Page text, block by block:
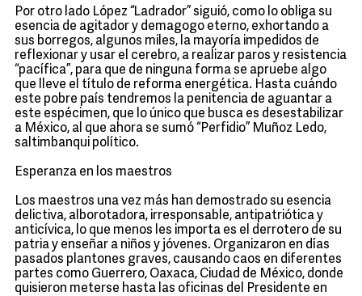
Por otro lado López “Ladrador” siguió, como lo obliga su
esencia de agitador y demagogo eterno, exhortando a
sus borregos, algunos miles, la mayoría impedidos de
reflexionar y usar el cerebro, a realizar paros y resistencia
“pacífica”, para que de ninguna forma se apruebe algo
que lleve el título de reforma energética. Hasta cuándo
este pobre país tendremos la penitencia de aguantar a
este espécimen, que lo único que busca es desestabilizar
a México, al que ahora se sumó “Perfidio” Muñoz Ledo,
saltimbanqui político.
Esperanza en los maestros
Los maestros una vez más han demostrado su esencia
delictiva, alborotadora, irresponsable, antipatriótica y
anticívica, lo que menos les importa es el derrotero de su
patria y enseñar a niños y jóvenes. Organizaron en días
pasados plantones graves, causando caos en diferentes
partes como Guerrero, Oaxaca, Ciudad de México, donde
quisieron meterse hasta las oficinas del Presidente en